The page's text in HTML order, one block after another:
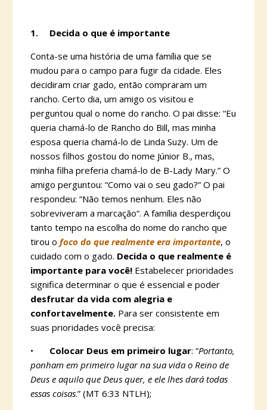
1.
Decida o que é importante
Conta-se uma história de uma família que se
mudou para o campo para fugir da cidade. Eles
decidiram criar gado, então compraram um
rancho. Certo dia, um amigo os visitou e
perguntou qual o nome do rancho. O pai disse: “Eu
queria chamá-lo de Rancho do Bill, mas minha
esposa queria chamá-lo de Linda Suzy. Um de
nossos filhos gostou do nome Júnior B., mas,
minha filha preferia chamá-lo de B-Lady Mary.” O
amigo perguntou: “Como vai o seu gado?” O pai
respondeu: “Não temos nenhum. Eles não
sobreviveram a marcação“. A família desperdiçou
tanto tempo na escolha do nome do rancho que
tirou o foco do que realmente era importante, o
cuidado com o gado. Decida o que realmente é
importante para você! Estabelecer prioridades
significa determinar o que é essencial e poder
desfrutar da vida com alegria e
confortavelmente. Para ser consistente em
suas prioridades você precisa:
•
Colocar Deus em primeiro lugar: “Portanto,
ponham em primeiro lugar na sua vida o Reino de
Deus e aquilo que Deus quer, e ele lhes dará todas
essas coisas.” (MT 6:33 NTLH);